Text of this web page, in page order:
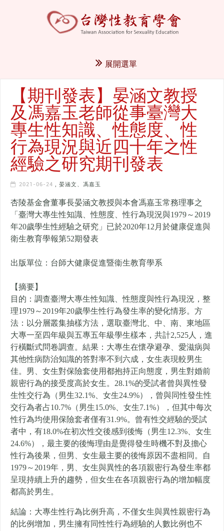
展開選單
【期刊發表】晏涵文教授
及馮嘉玉老師從事臺灣大
專生性知識、性態度、性
行為現況與近四十年之性
經驗之研究期刊發表
2021-06-24 晏涵文、馮嘉玉
杏陵基金會董事長晏涵文教授與本會馮嘉玉常務理事之
「臺灣大專生性知識、性態度、性行為現況與1979～2019
年20歲學生性經驗之研究」已於2020年12月於健康促進與
衛生教育學報第52期發表
出版單位：台師大健康促進暨衞生教育學系
【摘要】
目的：調查臺灣大專生性知識、性態度與性行為現況，整
理1979～2019年20歲學生性行為發生率的變化情形。方
法：以分層叢集抽樣方法，選取臺灣北、中、南、東地區
大專一至四年級與五專五年級學生樣本，共計2,525人，進
行橫斷式問卷調查。結果：大專生在懷孕避孕、愛滋病與
其他性病防治知識的答對率不到六成，女生表現較男生
佳。男、女生對保險套使用都抱持正向態度，男生對婚前
親密行為的接受度高於女生。28.1%的受試者曾與異性發
生性交行為（男生32.1%、女生24.9%），曾與同性發生性
交行為者占10.7%（男生15.0%、女生7.1%），但其中每次
性行為均使用保險套者僅有31.9%。曾有性交經驗的受試
者中，有18.0%在初次性交後感到後悔（男生12.3%、女生
24.6%），最主要的後悔理由是覺得發生時機不對及擔心
性行為後果，但男、女生最主要的後悔原因不盡相同。自
1979～2019年，男、女生與異性的各項親密行為發生率都
呈現持續上升的趨勢，但女生在各項親密行為的增加幅度
都高於男生。
結論：大專生性行為比例升高，不僅女生與異性親密行為
的比例增加，男生擁有同性性行為經驗的人數比例也不